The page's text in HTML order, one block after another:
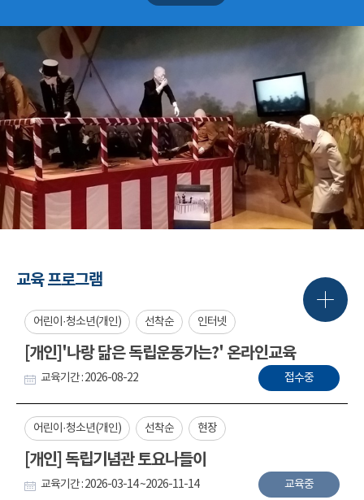
교육 프로그램
어린이·청소년(개인) 선착순 인터넷
[개인]'나랑 닮은 독립운동가는?' 온라인교육
교육기간 : 2026-08-22 접수중
어린이·청소년(개인) 선착순 현장
[개인] 독립기념관 토요나들이
교육기간 : 2026-03-14 ~2026-11-14 교육중